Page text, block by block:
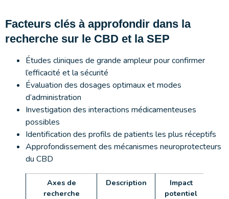
Facteurs clés à approfondir dans la
recherche sur le CBD et la SEP
Études cliniques de grande ampleur pour confirmer
l’efficacité et la sécurité
Évaluation des dosages optimaux et modes
d’administration
Investigation des interactions médicamenteuses
possibles
Identification des profils de patients les plus réceptifs
Approfondissement des mécanismes neuroprotecteurs
du CBD
Axes de
recherche
Description
Impact
potentiel